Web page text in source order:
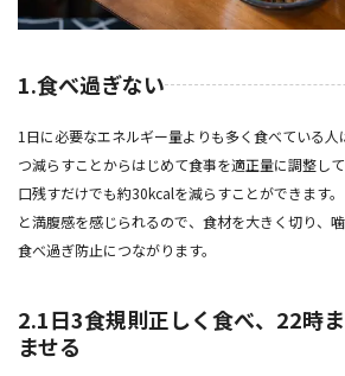
1.食べ過ぎない
1日に必要なエネルギー量よりも多く食べている
つ減らすことからはじめて食事を適正量に調整し
口残すだけでも約30kcalを減らすことができます
と満腹感を感じられるので、食材を大きく切り、
食べ過ぎ防止につながります。
2.1日3食規則正しく食べ、22時
ませる